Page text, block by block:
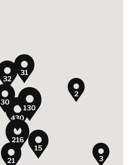
430
216
130
31
30
15
2
3
32
21